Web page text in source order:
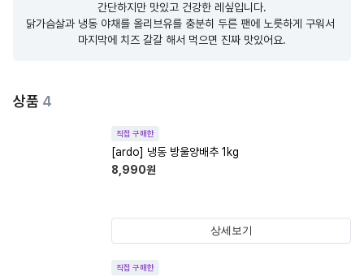
간단하지만 맛있고 건강한 레싶입니다.
닭가슴살과 냉동 야채를 올리브유를 충분히 두른 팬에 노릇하게 구워서
마지막에 치즈 갈갈 해서 먹으면 진짜 맛있어요.
상품 4
직접 구매한
[ardo] 냉동 방울양배추 1kg
8,990원
상세보기
직접 구매한